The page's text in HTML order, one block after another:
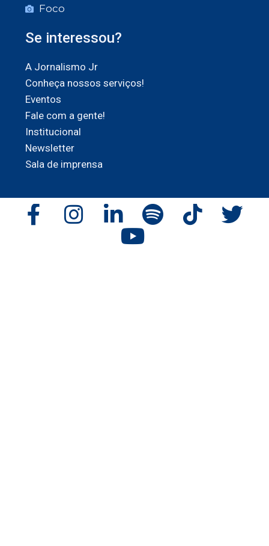
Foco
Se interessou?
A Jornalismo Jr
Conheça nossos serviços!
Eventos
Fale com a gente!
Institucional
Newsletter
Sala de imprensa